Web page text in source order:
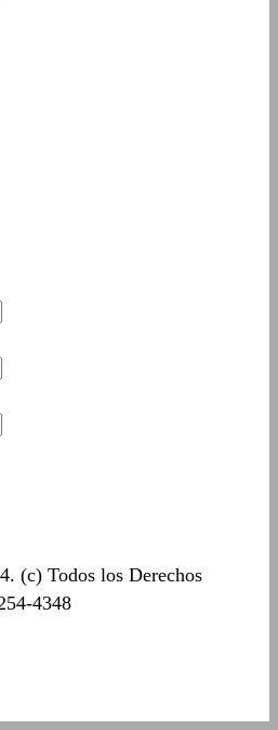
(c) Todos los Derechos
4348